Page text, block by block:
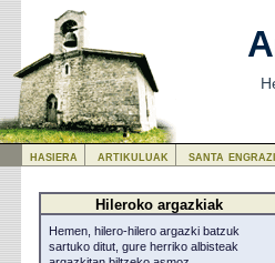
Hileroko argazkiak
Hemen, hilero-hilero argazki batzuk
sartuko ditut, gure herriko albisteak
hasiera artikuluak santa